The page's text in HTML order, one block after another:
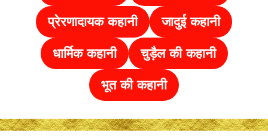
प्रेरणादायक कहानी
जादुई कहानी
धार्मिक कहानी
चुड़ैल की कहानी
भूत की कहानी